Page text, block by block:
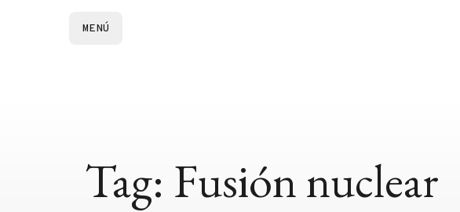
MENÚ
Tag: Fusión nuclear